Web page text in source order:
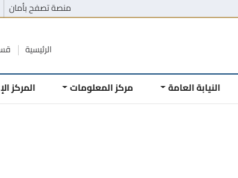
منصة تصفح بأمان
الرئيسية
النيابة العامة مركز المعلومات المركز